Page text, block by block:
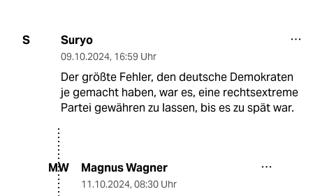
S Suryo
09.10.2024, 16:59 Uhr
Der größte Fehler, den deutsche Demokraten
je gemacht haben, war es, eine rechtsextreme
Partei gewähren zu lassen, bis es zu spät war.
MW Magnus Wagner
11.10.2024, 08:30 Uhr